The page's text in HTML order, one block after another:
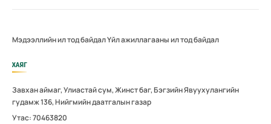
Мэдээллийн ил тод байдалҮйл ажиллагааны ил тод байдал
ХАЯГ
Завхан аймаг, Улиастай сум, Жинст баг, Бэгзийн Явуухулангийн
гудамж 136, Нийгмийн даатгалын газар
Утас: 70463820